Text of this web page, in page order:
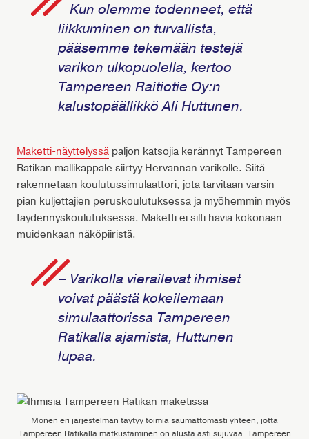
– Kun olemme todenneet, että
liikkuminen on turvallista,
pääsemme tekemään testejä
varikon ulkopuolella, kertoo
Tampereen Raitiotie Oy:n
kalustopäällikkö Ali Huttunen.
Maketti-näyttelyssä paljon katsojia kerännyt Tampereen
Ratikan mallikappale siirtyy Hervannan varikolle. Siitä
rakennetaan koulutussimulaattori, jota tarvitaan varsin
pian kuljettajien peruskoulutuksessa ja myöhemmin myös
täydennyskoulutuksessa. Maketti ei silti häviä kokonaan
muidenkaan näköpiiristä.
– Varikolla vierailevat ihmiset
voivat päästä kokeilemaan
simulaattorissa Tampereen
Ratikalla ajamista, Huttunen
lupaa.
Monen eri järjestelmän täytyy toimia saumattomasti yhteen, jotta
Tampereen Ratikalla matkustaminen on alusta asti sujuvaa. Tampereen